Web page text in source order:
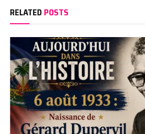
RELATED POSTS